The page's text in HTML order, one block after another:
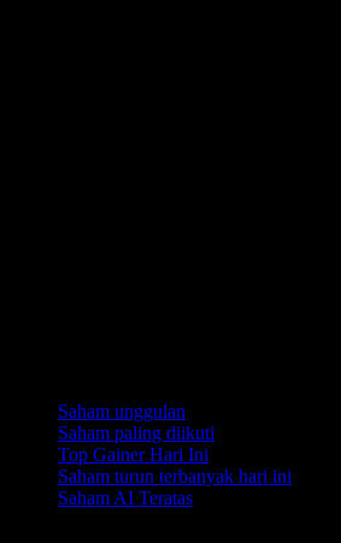
Saham unggulan
Saham paling diikuti
Top Gainer Hari Ini
Saham turun terbanyak hari ini
Saham AI Teratas